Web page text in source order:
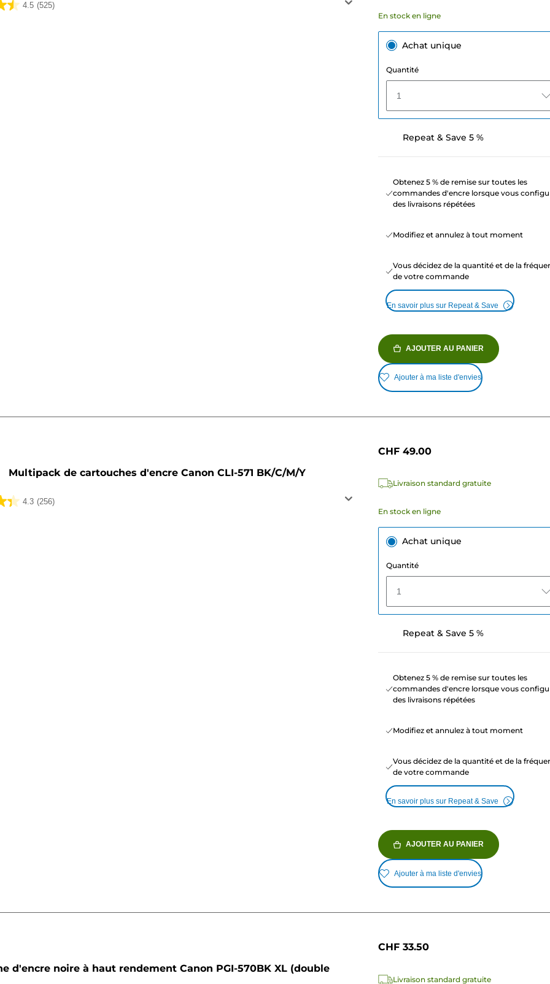
4.5 (525)
En stock en ligne
Achat unique
Quantité
1
Repeat & Save 5 %
Obtenez 5 % de remise sur toutes les
commandes d'encre lorsque vous
des livraisons répétées
Modifiez et annulez à tout moment
Vous décidez de la quantité et de la
de votre commande
En savoir plus sur Repeat & Save
AJOUTER AU PANIER
Ajouter à ma liste d'envies
Multipack de cartouches d'encre Canon CLI-571 BK/C/M/Y
4.3 (256)
CHF 49.00
Livraison standard gratuite
En stock en ligne
Achat unique
Quantité
1
Repeat & Save 5 %
Obtenez 5 % de remise sur toutes les
commandes d'encre lorsque vous
des livraisons répétées
Modifiez et annulez à tout moment
Vous décidez de la quantité et de la
de votre commande
En savoir plus sur Repeat & Save
AJOUTER AU PANIER
Ajouter à ma liste d'envies
d'encre noire à haut rendement Canon PGI-570BK XL (double
CHF 33.50
Livraison standard gratuite